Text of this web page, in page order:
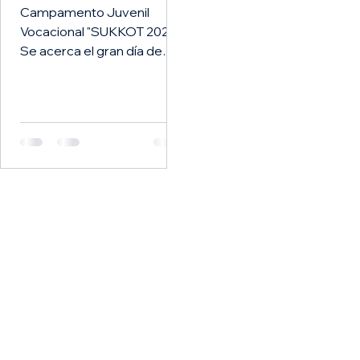
Campamento Juvenil
Vocacional "SUKKOT 2025"
Se acerca el gran día de